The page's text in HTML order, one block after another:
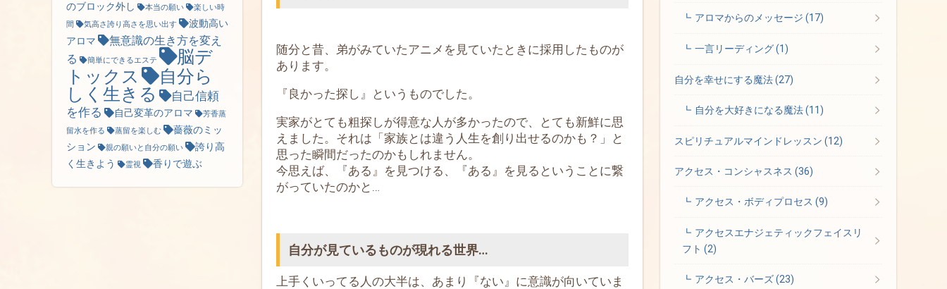
随分と昔、弟がみていたアニメを見ていたときに採用したものが
あります。
『良かった探し』というものでした。
実家がとても粗探しが得意な人が多かったので、とても新鮮に思
えました。それは「家族とは違う人生を創り出せるのかも？」と
思った瞬間だったのかもしれません。
今思えば、『ある』を見つける、『ある』を見るということに繋
がっていたのかと…
自分が見ているものが現れる世界…
上手くいってる人の大半は、あまり『ない』に意識が向いていま
のブロック外し
本当の願い
楽しい時
間
気高さ誇り高さを思い出す
波動高い
アロマ
無意識の生き方を変え
る
簡単にできるエステ
脳デ
トックス
自分ら
しく生きる
自己信頼
を作る
自己変革のアロマ
芳香蒸
留水を作る
蒸留を楽しむ
薔薇のミッ
ション
親の願いと自分の願い
誇り高
く生きよう
霊視 香りで遊ぶ
アロマからのメッセージ(17)
一言リーディング(1)
自分を幸せにする魔法(27)
自分を大好きになる魔法(11)
スピリチュアルマインドレッスン (12)
アクセス・コンシャスネス (36)
アクセス・ボディプロセス(9)
アクセスエナジェティックフェイスリ
フト(2)
アクセス・バーズ(23)